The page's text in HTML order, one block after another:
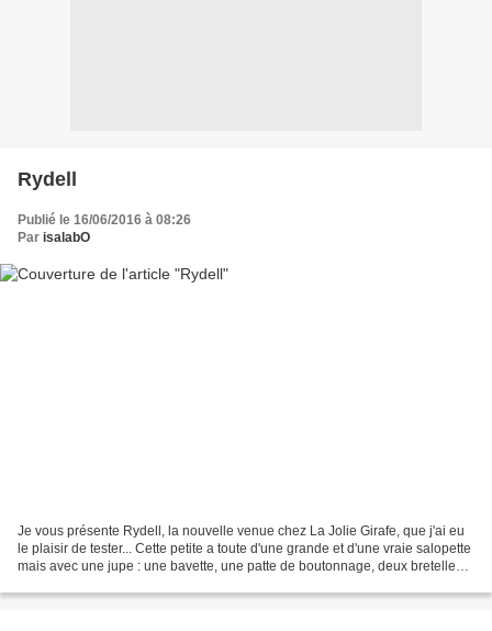
Rydell
Publié le 16/06/2016 à 08:26
Par isalabO
Je vous présente Rydell, la nouvelle venue chez La Jolie Girafe, que j'ai eu
le plaisir de tester... Cette petite a toute d'une grande et d'une vraie salopette
mais avec une jupe : une bavette, une patte de boutonnage, deux bretelles,